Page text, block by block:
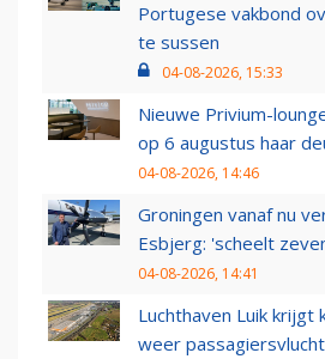
Portugese vakbond
te sussen
04-08-2026, 15:33
Nieuwe Privium-
op 6 augustus haar
04-08-2026, 14:46
Groningen vanaf nu
Esbjerg: 'scheelt
04-08-2026, 14:41
Luchthaven Luik krijgt
weer